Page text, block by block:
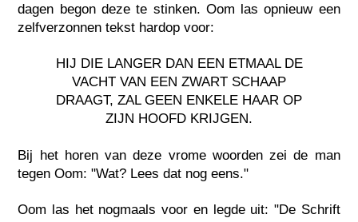
dagen begon deze te stinken. Oom las opnieuw een
zelfverzonnen tekst hardop voor:
HIJ DIE LANGER DAN EEN ETMAAL DE
VACHT VAN EEN ZWART SCHAAP
DRAAGT, ZAL GEEN ENKELE HAAR OP
ZIJN HOOFD KRIJGEN.
Bij het horen van deze vrome woorden zei de man
tegen Oom: "Wat? Lees dat nog eens."
Oom las het nogmaals voor en legde uit: "De Schrift